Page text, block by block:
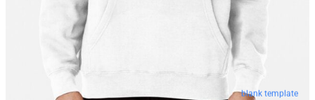
blank template